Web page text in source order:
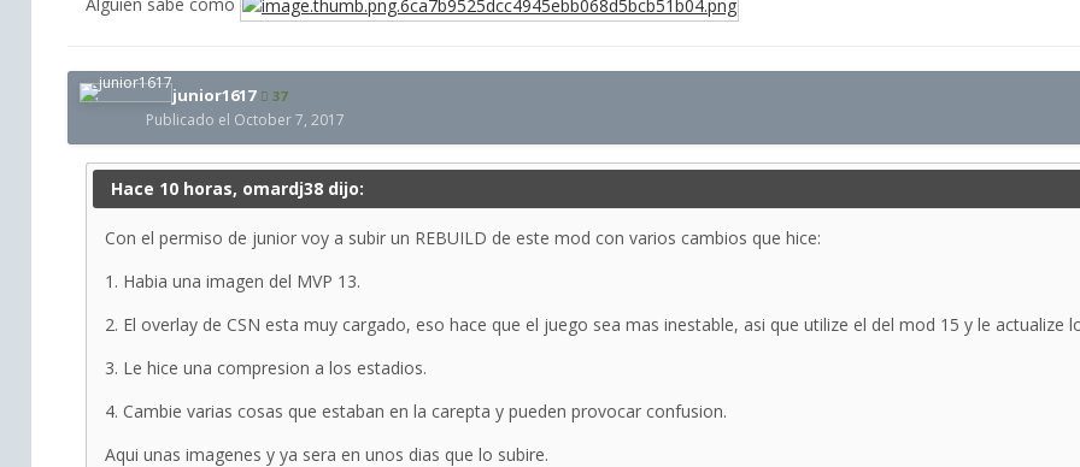
junior1617 37
Publicado el October 7, 2017
Hace 10 horas, omardj38 dijo:
Con el permiso de junior voy a subir un REBUILD de este mod con varios cambios que hice:
1. Habia una imagen del MVP 13.
2. El overlay de CSN esta muy cargado, eso hace que el juego sea mas inestable, asi que utilize el del mod 15 y le actualize
3. Le hice una compresion a los estadios.
4. Cambie varias cosas que estaban en la carepta y pueden provocar confusion.
Aqui unas imagenes y ya sera en unos dias que lo subire.